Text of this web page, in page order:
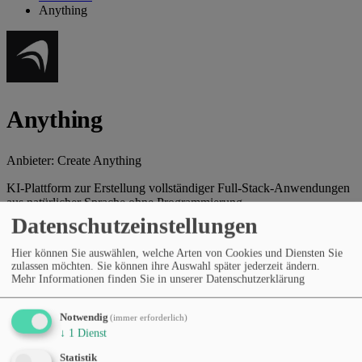
Anything
Anything
Anbieter: Create Anything
KI-Plattform zur Erstellung vollständiger Full-Stack-Anwendungen
aus natürlicher Sprache ohne Programmierung.
Webseite des Anbieters
Kategorien
Programmierung & Dev-ToolsProduktivität & Workflows
KI-Agenten & Automatisierung
Preismodell
Kostenloser TarifAbonnement (monatlich/jährlich)
Sprachen
Datenschutzeinstellungen
Hier können Sie auswählen, welche Arten von Cookies und Diensten Sie
zulassen möchten. Sie können ihre Auswahl später jederzeit ändern.
Mehr Informationen finden Sie in unserer Datenschutzerklärung
Notwendig (immer erforderlich)
↓ 1 Dienst
Statistik